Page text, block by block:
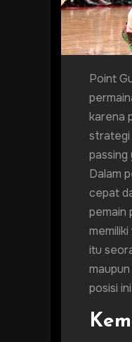
Point
karena
strategi
Dalam
cepat
pemain
itu
posisi